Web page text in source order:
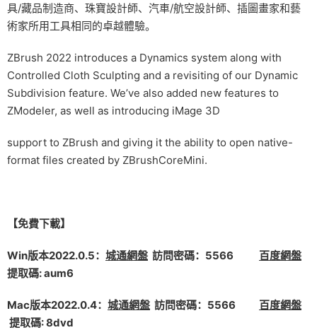
具/藏品制造商、珠寶設計師、汽車/航空設計師、插圖畫家和藝
術家所用工具相同的卓越體驗。
ZBrush 2022 introduces a Dynamics system along with
Controlled Cloth Sculpting and a revisiting of our Dynamic
Subdivision feature. We’ve also added new features to
ZModeler, as well as introducing iMage 3D
support to ZBrush and giving it the ability to open native-
format files created by ZBrushCoreMini.
【免費下載】
Win版本2022.0.5： 城通網盤 訪問密碼：5566 百度網盤
提取碼: aum6
Mac版本2022.0.4： 城通網盤 訪問密碼：5566 百度網盤
提取碼: 8dvd